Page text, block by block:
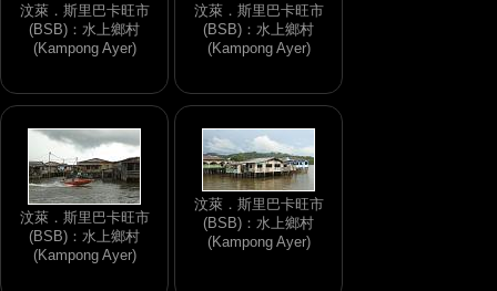
汶萊．斯里巴卡旺市
(BSB)：水上鄉村
(Kampong Ayer)
汶萊．斯里巴卡旺市
(BSB)：水上鄉村
(Kampong Ayer)
汶萊．斯里巴卡旺市
(BSB)：水上鄉村
(Kampong Ayer)
汶萊．斯里巴卡旺市
(BSB)：水上鄉村
(Kampong Ayer)